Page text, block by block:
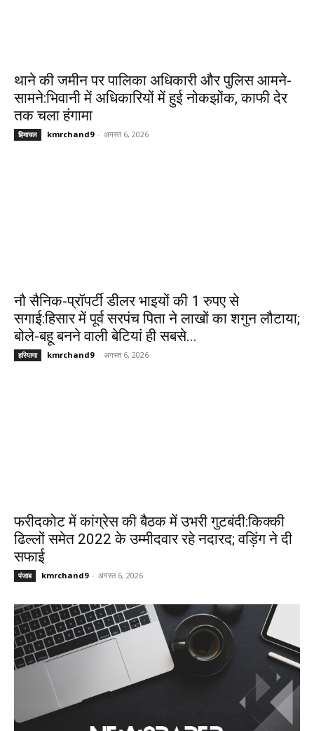
थाने की जमीन पर पालिका अधिकारी और पुलिस आमने-
सामने:भिवानी में अधिकारियों में हुई नोकझोंक, काफी देर
तक चला हंगामा
हिमाचल kmrchand9 - अगस्त 6, 2026
नौ सैनिक-प्रॉपर्टी डीलर भाइयों की 1 रुपए से
सगाई:हिसार में पूर्व सरपंच पिता ने लाखों का शगुन लौटाया;
बोले-बहू बनने वाली बेटियां ही सबसे...
हरियाणा kmrchand9 - अगस्त 6, 2026
फरीदकोट में कांग्रेस की बैठक में उभरी गुटबंदी:किक्की
ढिल्लों समेत 2022 के उम्मीदवार रहे नदारद; वड़िंग ने दी
सफाई
पंजाब kmrchand9 - अगस्त 6, 2026